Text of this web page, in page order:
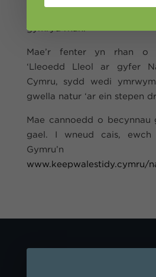
gymryd rhan.”
Mae’r fenter yn rhan o
‘Lleoedd Lleol ar gyfer
Cymru, sydd wedi
gwella natur ‘ar ein stepen
Mae cannoedd o
gael. I wneud cais,
Gymru’n
www.keepwalestidy.cymru/